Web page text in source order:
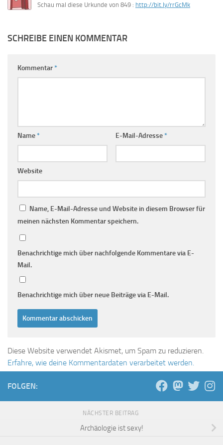
Schau mal diese Urkunde von 849 : http://bit.ly/rrGcMk
SCHREIBE EINEN KOMMENTAR
Kommentar*
Name* E-Mail-Adresse*
Website
Name, E-Mail-Adresse und Website in diesem Browser für
meinen nächsten Kommentar speichern.
Benachrichtige mich über nachfolgende Kommentare via E-
Mail.
Benachrichtige mich über neue Beiträge via E-Mail.
Diese Website verwendet Akismet, um Spam zu reduzieren.
Erfahre, wie deine Kommentardaten verarbeitet werden.
FOLGEN:
NÄCHSTER BEITRAG
Archäologie ist sexy!